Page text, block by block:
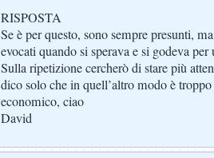
RISPOSTA
Se è per questo, sono sempre presunti,
evocati quando si sperava e si godeva
Sulla ripetizione cercherò di stare più
dico solo che in quell’altro modo è
economico, ciao
David